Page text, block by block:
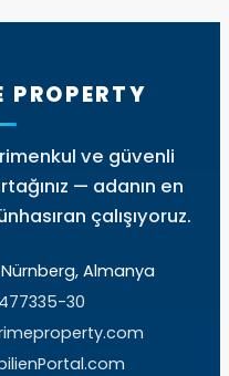
PROPERTY
ve güvenli
— adanın en
çalışıyoruz.
Almanya
477335-30